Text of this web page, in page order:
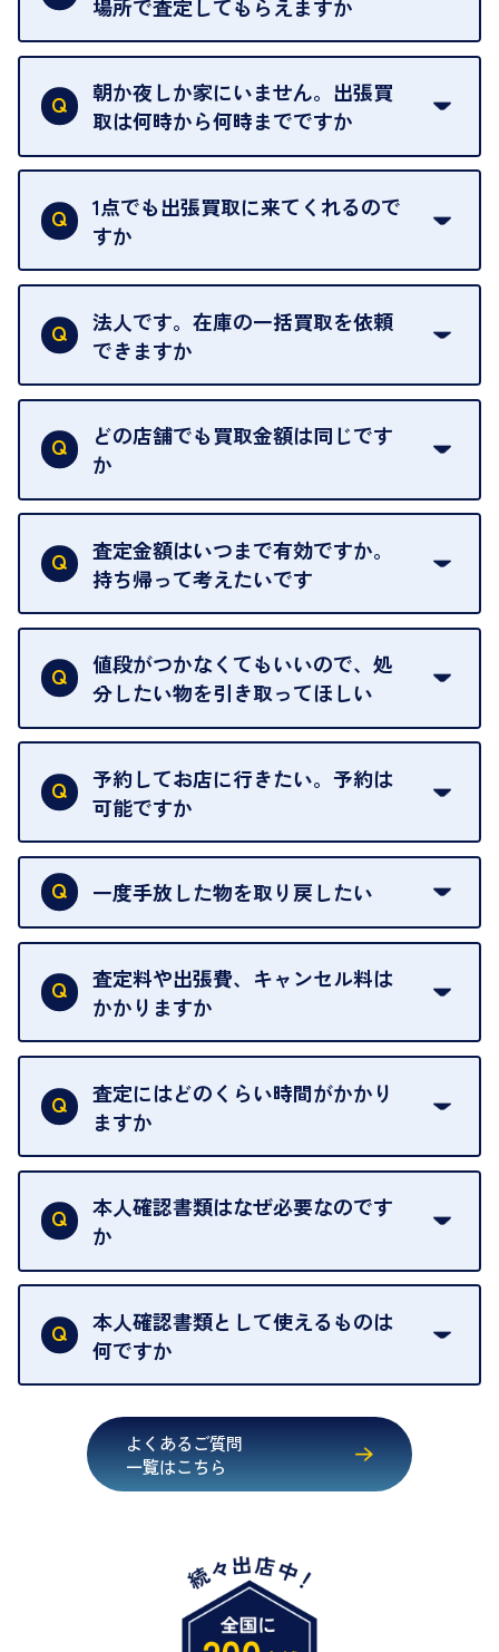
場所で査定してもらえますか
ご自宅以外での査定はお引き受けできません。ご指
定のお店や、ほかのお客様への迷惑となることが考
えられるためです。
朝か夜しか家にいません。出張買
取は何時から何時までですか
ご訪問可能時間は、10時から19時です。
ただし、お品物の種類や量によっては対応させてい
ただくことがあります。
1点でも出張買取に来てくれるので
すか
はい。1点でもお伺いします。
法人です。在庫の一括買取を依頼
できますか
はい。喜んで承ります。出張買取をご利用くださ
い。
ご指定の場所にお伺いします。
どの店舗でも買取金額は同じです
か
はい。全店舗一律です。
ただし、中古市場は日々変動するため、査定した日
によって査定額が変わることはございます。
査定金額はいつまで有効ですか。
持ち帰って考えたいです
査定額は当日限り有効です。
中古市場が日々変動するため、翌日には査定額が変
わることがございます。
値段がつかなくてもいいので、処
分したい物を引き取ってほしい
再販不可能な物は、場合によってはお断りすること
がございます。ご了承ください。
予約してお店に行きたい。予約は
可能ですか
申し訳ありませんが、現在はご来店の予約は承って
おりません。
を整えておりますので、お好きな時にお越しくださ
い。
お急ぎの場合はスタッフに一言お声がけください。
可能な限り、迅速に対応させていただきます。
一度手放した物を取り戻したい
当店は質店ではありませんので、買い取ったお品物
は基本的に販売へと回されます。買い戻しはできま
せんので、ご了承ください。
グオフが可能です。
契約破棄という形で、お品物をお戻しすることがで
きます。
売却当日を含む8日間のうちに、お気軽にお申し出
出張買取のお品物は、8日間保管しております。
査定料や出張費、キャンセル料は
かかりますか
一切いただいておりません。査定金額にご納得いた
だけない場合は、その場でお断りいただいても問題
ございません。お気軽にご相談ください。
査定にはどのくらい時間がかかり
ますか
お品物の内容や点数によって異なりますが、店頭買
取の場合は1点あたり数分程度が目安です。大量の
お品物の場合は、お時間をいただくことがございま
本人確認書類はなぜ必要なのです
か
買取店は古物営業法により、お客様のご本人確認を
行うことが義務付けられています。安心してお取引
いただくためにも、ご協力をお願いいたします。
本人確認書類として使えるものは
何ですか
・健康保険証確認書
・マイナンバーカード
・在留カード
・旧パスポート
※原則として「公的機関が発行し、氏名、住所、生
よくあるご質問
一覧はこちら